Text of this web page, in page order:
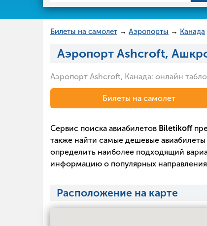
Билеты на самолет → Аэропорты → Канада
Аэропорт Ashcroft,
Аэропорт Ashcroft, Канада: онлайн
Билеты на самолет
Сервис поиска авиабилетов Biletikoff
также найти самые дешевые
определить наиболее подходящий
информацию о популярных
Расположение на карте